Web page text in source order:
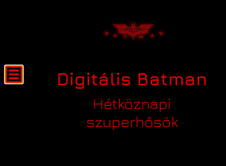
Digitális Batman
Hétköznapi
szuperhősök
Oldal információk